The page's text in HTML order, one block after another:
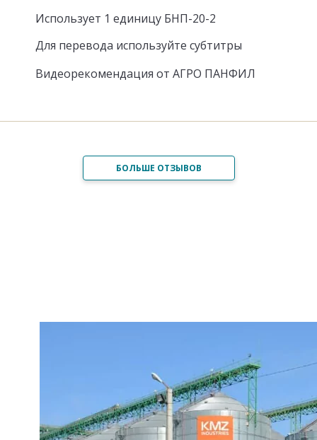
Использует 1 единицу БНП-20-2
Для перевода используйте субтитры
Видеорекомендация от АГРО ПАНФИЛ
БОЛЬШЕ ОТЗЫВОВ